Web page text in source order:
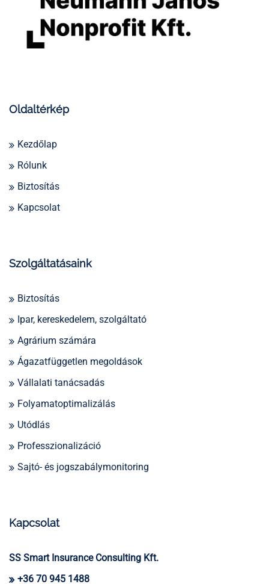
Oldaltérkép
Kezdőlap
Rólunk
Biztosítás
Kapcsolat
Szolgáltatásaink
Biztosítás
Ipar, kereskedelem, szolgáltató
Agrárium számára
Ágazatfüggetlen megoldások
Vállalati tanácsadás
Folyamatoptimalizálás
Utódlás
Professzionalizáció
Sajtó- és jogszabálymonitoring
Kapcsolat
SS Smart Insurance Consulting Kft.
+36 70 945 1488